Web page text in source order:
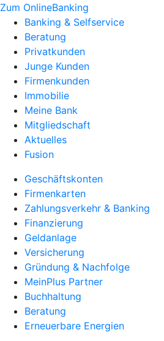
Zum OnlineBanking
Banking & Selfservice
Beratung
Privatkunden
Junge Kunden
Firmenkunden
Immobilie
Meine Bank
Mitgliedschaft
Aktuelles
Fusion
Geschäftskonten
Firmenkarten
Zahlungsverkehr & Banking
Finanzierung
Geldanlage
Versicherung
Gründung & Nachfolge
MeinPlus Partner
Buchhaltung
Beratung
Erneuerbare Energien